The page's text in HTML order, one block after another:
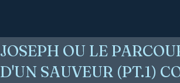
JOSEPH OU LE
D'UN SAUVEUR (PT.1)